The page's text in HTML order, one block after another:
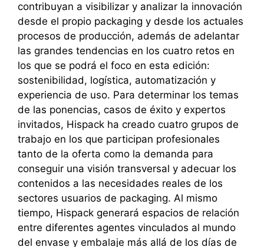
contribuyan a visibilizar y analizar la innovación
desde el propio packaging y desde los actuales
procesos de producción, además de adelantar
las grandes tendencias en los cuatro retos en
los que se podrá el foco en esta edición:
sostenibilidad, logística, automatización y
experiencia de uso. Para determinar los temas
de las ponencias, casos de éxito y expertos
invitados, Hispack ha creado cuatro grupos de
trabajo en los que participan profesionales
tanto de la oferta como la demanda para
conseguir una visión transversal y adecuar los
contenidos a las necesidades reales de los
sectores usuarios de packaging. Al mismo
tiempo, Hispack generará espacios de relación
entre diferentes agentes vinculados al mundo
del envase y embalaje más allá de los días de